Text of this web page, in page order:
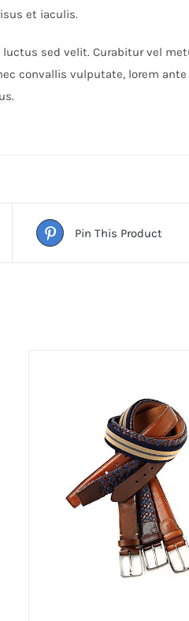
et iaculis.
sed velit. Curabitur vel
convallis vulputate, lorem
Pin This Product